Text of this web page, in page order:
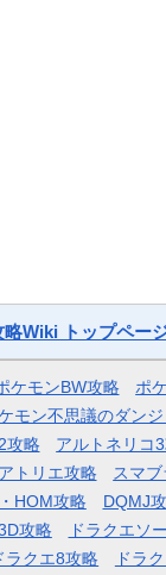
Wiki トップペー
ケモンBW攻略 ポ
モン不思議のダン
攻略 アルトネリコ
トリエ攻略 スマ
HOM攻略
DQMJ
攻略
ドラクエソ
ラクエ8攻略 ドラ